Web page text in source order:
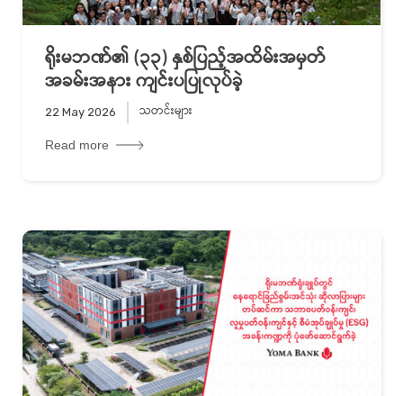
ရိုးမဘဏ်၏ (၃၃) နှစ်ပြည့်အထိမ်းအမှတ်
အခမ်းအနား ကျင်းပပြုလုပ်ခဲ့
22 May 2026 သတင်းများ
Read more